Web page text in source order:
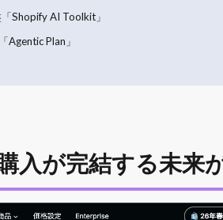
Shopify AI Toolkit」
Agentic Plan」
入が完結する未来